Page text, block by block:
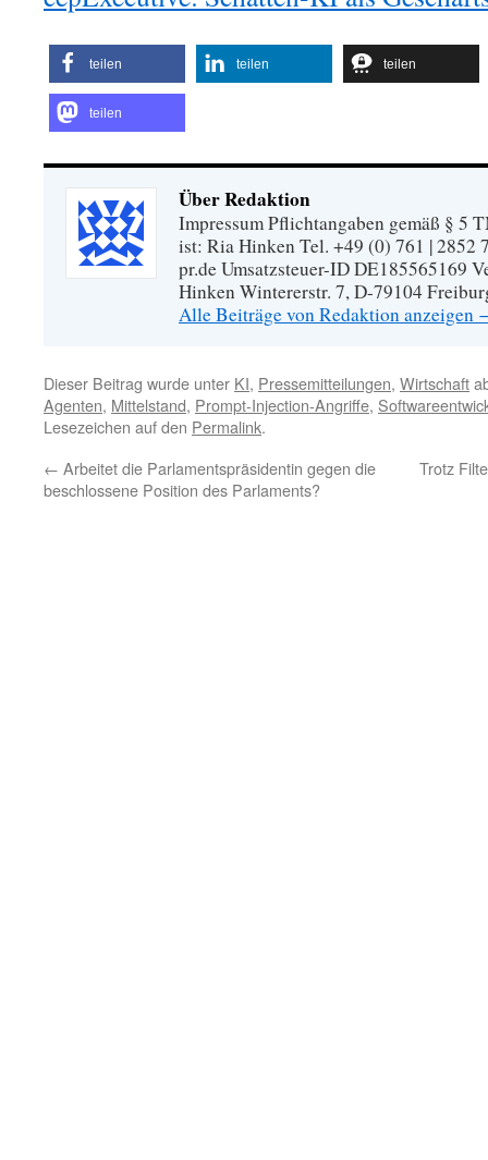
teilen teilen teilen
teilen
Über Redaktion
Impressum Pflichtangaben gemäß § 5
ist: Ria Hinken Tel. +49 (0) 761 | 2852
pr.de Umsatzsteuer-ID DE185565169
Hinken Wintererstr. 7, D-79104
Alle Beiträge von Redaktion anzeigen
Dieser Beitrag wurde unter KI, Pressemitteilungen, Wirtschaft
Agenten, Mittelstand, Prompt-Injection-Angriffe,
Lesezeichen auf den Permalink.
← Arbeitet die Parlamentspräsidentin gegen die
beschlossene Position des Parlaments?
Trotz